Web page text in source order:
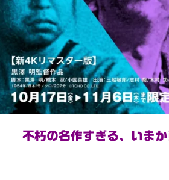
不朽の名作すぎる、いま